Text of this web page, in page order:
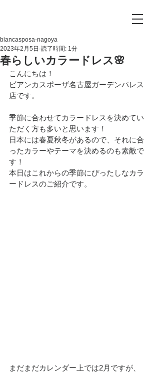
春らしいカラードレス🌸
biancasposa-nagoya
2023年2月5日 読了時間: 1分
こんにちは！
ビアンカスポーザ名古屋ガーデンパレス
店です。
季節に合わせてカラードレスを決めてい
ただく方も多いと思います！
日本には春夏秋冬があるので、それに合
ったカラーやテーマを決めるのも素敵で
す！
本日はこれからの季節にぴったしなカラ
ードレスのご紹介です。
まだまだカレンダー上では2月ですが、